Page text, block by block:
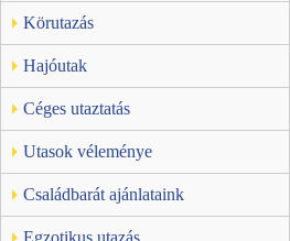
Körutazás
Hajóutak
Céges utaztatás
Utasok véleménye
Családbarát ajánlataink
Egzotikus utazás